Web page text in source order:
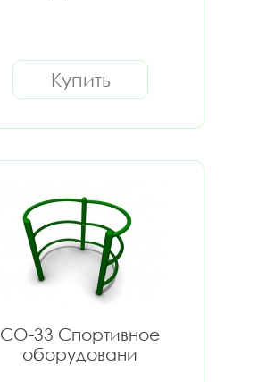
Купить
СО-33 Спортивное
оборудовани